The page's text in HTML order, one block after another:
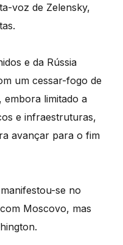
voz de Zelensky,
e da Rússia
um cessar-fogo de
limitado a
e infraestruturas,
avançar para o fim
se no
Moscovo, mas